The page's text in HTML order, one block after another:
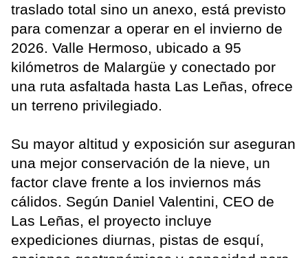
traslado total sino un anexo, está previsto
para comenzar a operar en el invierno de
2026. Valle Hermoso, ubicado a 95
kilómetros de Malargüe y conectado por
una ruta asfaltada hasta Las Leñas, ofrece
un terreno privilegiado.
Su mayor altitud y exposición sur aseguran
una mejor conservación de la nieve, un
factor clave frente a los inviernos más
cálidos. Según Daniel Valentini, CEO de
Las Leñas, el proyecto incluye
expediciones diurnas, pistas de esquí,